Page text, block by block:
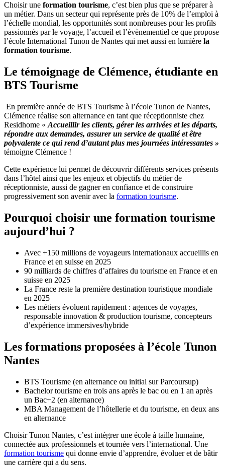
Choisir une formation tourisme, c’est bien plus que se préparer à
un métier. Dans un secteur qui représente près de 10% de l’emploi à
l’échelle mondial, les opportunités sont nombreuses pour les profils
passionnés par le voyage, l’accueil et l’évènementiel ce que propose
l’école International Tunon de Nantes qui met aussi en lumière la
formation tourisme.
Le témoignage de Clémence, étudiante en
BTS Tourisme
En première année de BTS Tourisme à l’école Tunon de Nantes,
Clémence réalise son alternance en tant que réceptionniste chez
Residhome « Accueillir les clients, gérer les arrivées et les départs,
répondre aux demandes, assurer un service de qualité et être
polyvalente ce qui rend d’autant plus mes journées intéressantes »
témoigne Clémence !
Cette expérience lui permet de découvrir différents services présents
dans l’hôtel ainsi que les enjeux et objectifs du métier de
réceptionniste, aussi de gagner en confiance et de construire
progressivement son avenir avec la formation tourisme.
Pourquoi choisir une formation tourisme
aujourd’hui ?
Avec +150 millions de voyageurs internationaux accueillis en
France et en suisse en 2025
90 milliards de chiffres d’affaires du tourisme en France et en
suisse en 2025
La France reste la première destination touristique mondiale
en 2025
Les métiers évoluent rapidement : agences de voyages,
responsable innovation & production tourisme, concepteurs
d’expérience immersives/hybride
Les formations proposées à l’école Tunon
Nantes
BTS Tourisme (en alternance ou initial sur Parcoursup)
Bachelor tourisme en trois ans après le bac ou en 1 an après
un Bac+2 (en alternance)
MBA Management de l’hôtellerie et du tourisme, en deux ans
en alternance
Choisir Tunon Nantes, c’est intégrer une école à taille humaine,
connectée aux professionnels et tournée vers l’international. Une
formation tourisme qui donne envie d’apprendre, évoluer et de bâtir
une carrière qui a du sens.